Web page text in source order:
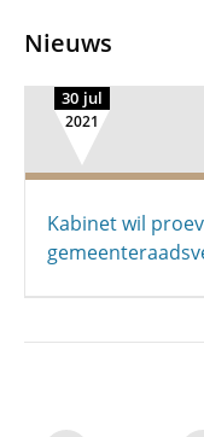
Nieuws
30 jul
2021
Kabinet wil